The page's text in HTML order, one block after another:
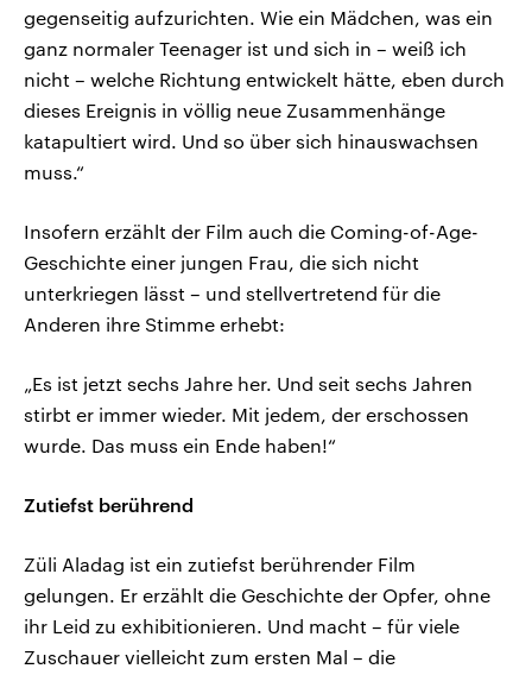
gegenseitig aufzurichten. Wie ein Mädchen, was ein
ganz normaler Teenager ist und sich in – weiß ich
nicht – welche Richtung entwickelt hätte, eben durch
dieses Ereignis in völlig neue Zusammenhänge
katapultiert wird. Und so über sich hinauswachsen
muss.“
Insofern erzählt der Film auch die Coming-of-Age-
Geschichte einer jungen Frau, die sich nicht
unterkriegen lässt – und stellvertretend für die
Anderen ihre Stimme erhebt:
„Es ist jetzt sechs Jahre her. Und seit sechs Jahren
stirbt er immer wieder. Mit jedem, der erschossen
wurde. Das muss ein Ende haben!“
Zutiefst berührend
Züli Aladag ist ein zutiefst berührender Film
gelungen. Er erzählt die Geschichte der Opfer, ohne
ihr Leid zu exhibitionieren. Und macht – für viele
Zuschauer vielleicht zum ersten Mal – die